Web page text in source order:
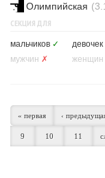
Олимпийская
СЕКЦИЯ ДЛЯ
мальчиков ✓ девочек
мужчин ✗ женщин
« первая ‹
9 10 11